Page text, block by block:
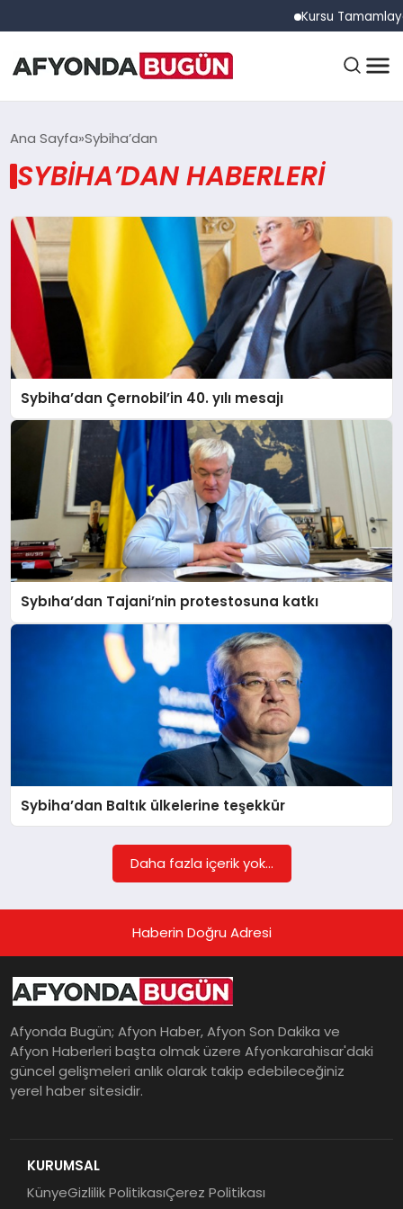
Kursu
ANASAYFA
EĞITIM
DÜNYA
EKONOMI
MAGAZIN
SAĞLIK
SIYASET
Ana Sayfa Sybiha’dan
SYBIHA’DAN HABERLERI
Sybiha’dan Çernobil’in 40. yılı mesajı
Sybıha’dan Tajani’nin protestosuna katkı
Sybiha’dan Baltık ülkelerine teşekkür
Daha fazla içerik yok...
Haberin Doğru Adresi
Afyonda Bugün; Afyon Haber, Afyon Son Dakika ve
Afyon Haberleri başta olmak üzere Afyonkarahisar'daki
güncel gelişmeleri anlık olarak takip edebileceğiniz
yerel haber sitesidir.
KURUMSAL
KünyeGizlilik PolitikasıÇerez Politikası